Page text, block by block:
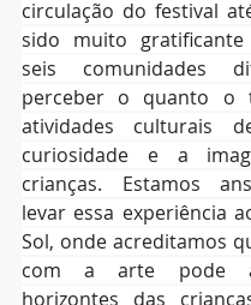
circulação do festival
sido muito
seis comunidades
perceber o quanto o
atividades culturais
curiosidade e a
crianças. Estamos
levar essa experiência
Sol, onde acreditamos
com a arte pode
horizontes das